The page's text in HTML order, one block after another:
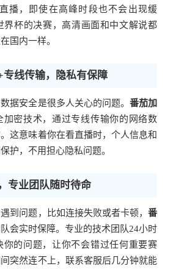
播，即使在高峰时段也不会出现缓
界杯的决赛，高清画面和中文解说都
国内一样。
专线传输，隐私有保障
据安全是很多人关心的问题。 番茄加
加密技术，通过专线传输你的网络数
这意味着你在看直播时，个人信息和
护，不用担心隐私问题。
专业团队随时待命
到问题，比如连接失败或者卡顿， 番
会实时保障。专业的技术团队24小时
你的问题，让你不会错过任何重要赛
突然连不上，联系客服后几分钟就能